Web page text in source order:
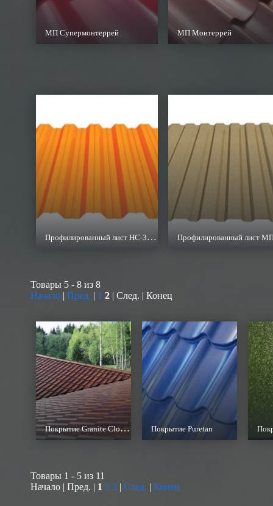
МП Супермонтеррей МП Монтеррей
Профилированный лист НС-35х1000-А,B
Товары 5 - 8 из 8
Начало
Пред. 1 2 | След. | Конец
Покрытие Granite Cloudy Покрытие Puretan
Товары 1 - 5 из 11
Начало | Пред. | 1 2 3 | След. | Конец